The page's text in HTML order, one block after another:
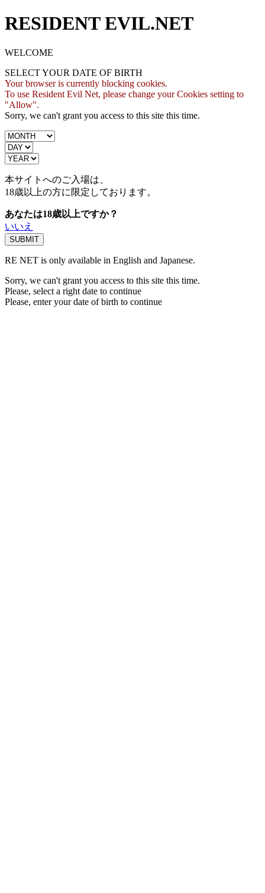
RESIDENT EVIL.NET
WELCOME
SELECT YOUR DATE OF BIRTH
Your browser is currently blocking cookies.
To use Resident Evil Net, please change your Cookies setting to
"Allow".
Sorry, we can't grant you access to this site this time.
本サイトへのご入場は、
18歳以上の方に限定しております。
あなたは18歳以上ですか？
いいえ
RE NET is only available in English and Japanese.
Sorry, we can't grant you access to this site this time.
Please, select a right date to continue
Please, enter your date of birth to continue